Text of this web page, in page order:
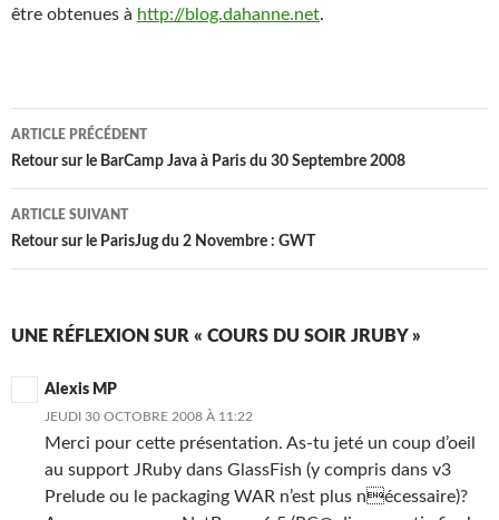
être obtenues à http://blog.dahanne.net.
Navigation
des
articles
ARTICLE PRÉCÉDENT
Retour sur le BarCamp Java à Paris du 30 Septembre 2008
ARTICLE SUIVANT
Retour sur le ParisJug du 2 Novembre : GWT
UNE RÉFLEXION SUR « COURS DU SOIR JRUBY »
Alexis MP
JEUDI 30 OCTOBRE 2008 À 11:22
Merci pour cette présentation. As-tu jeté un coup d’oeil
au support JRuby dans GlassFish (y compris dans v3
Prelude ou le packaging WAR n’est plus nécessaire)?